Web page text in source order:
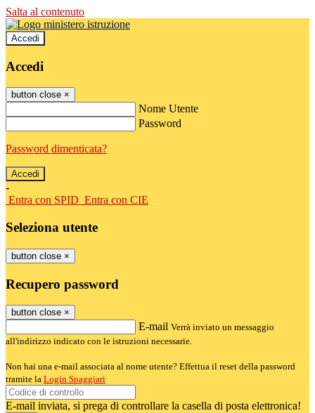
Salta al contenuto
Accedi
Accedi
button close ×
Nome Utente
Password
Password dimenticata?
-
Entra con SPID Entra con CIE
Seleziona utente
button close ×
Recupero password
button close ×
E-mail Verrà inviato un messaggio
all'indirizzo indicato con le istruzioni necessarie.
Non hai una e-mail associata al nome utente? Effettua il reset della password
tramite la Login Spaggiari
E-mail inviata, si prega di controllare la casella di posta elettronica!